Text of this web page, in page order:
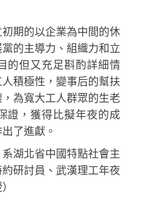
期的以企業為中間的休
的主導力、組織力和立
的但又充足斟酌詳細情
積極性，變事后的幫扶
為寬大工人群眾的生老
證，獲得比擬年夜的成
了進獻。
系湖北省中國特點社會主
研討員、武漢理工年夜